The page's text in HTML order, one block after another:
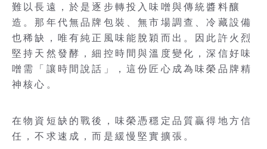
難以長遠，於是逐步轉投入味噌與傳統醬料釀
造。那年代無品牌包裝、無市場調查、冷藏設備
也稀缺，唯有純正風味能脫穎而出。因此許火烈
堅持天然發酵，細控時間與溫度變化，深信好味
噌需「讓時間說話」，這份匠心成為味榮品牌精
神核心。
在物資短缺的戰後，味榮憑穩定品質贏得地方信
任，不求速成，而是緩慢堅實擴張。